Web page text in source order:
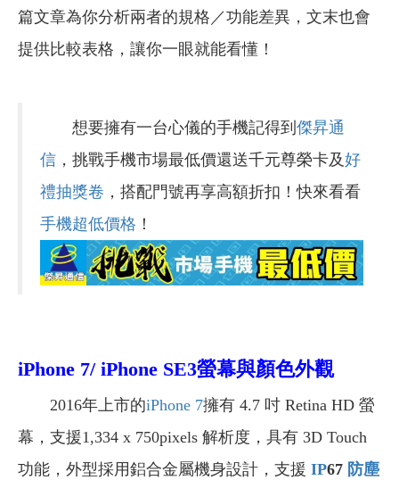
篇文章為你分析兩者的規格／功能差異，文末也會
提供比較表格，讓你一眼就能看懂！
想要擁有一台心儀的手機記得到 傑昇通
信 ，挑戰手機市場最低價還送千元尊榮卡及好
禮抽獎卷 ，搭配門號再享高額折扣！快來看看
手機超低價格 ！
iPhone 7/ iPhone SE3螢幕與顏色外觀
2016年上市的iPhone 7擁有 4.7 吋 Retina HD 螢
幕，支援1,334 x 750pixels 解析度，具有 3D Touch
功能，外型採用鋁合金屬機身設計，支援 IP67 防塵